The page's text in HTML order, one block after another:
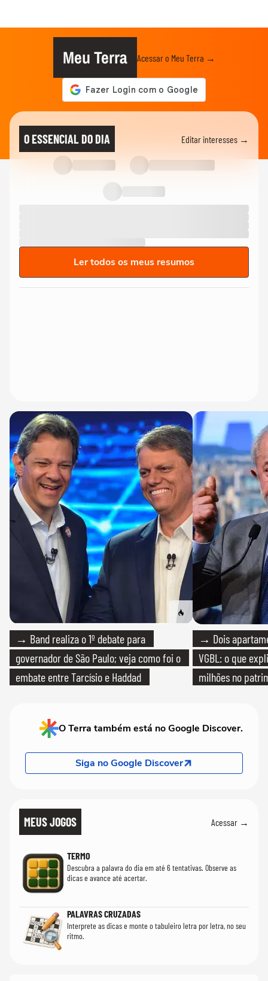
Meu Terra Acessar o Meu Terra →
O ESSENCIAL DO DIA Editar interesses →
Ler todos os meus resumos
→ Band realiza o 1º debate para
governador de São Paulo; veja como foi o
embate entre Tarcísio e Haddad
→ Dois
VGBL: o que
milhões no
O Terra também está no Google Discover.
Siga no Google Discover
MEUS JOGOS Acessar →
TERMO
Descubra a palavra do dia em até 6 tentativas. Observe as
dicas e avance até acertar.
PALAVRAS CRUZADAS
Interprete as dicas e monte o tabuleiro letra por letra, no seu
ritmo.